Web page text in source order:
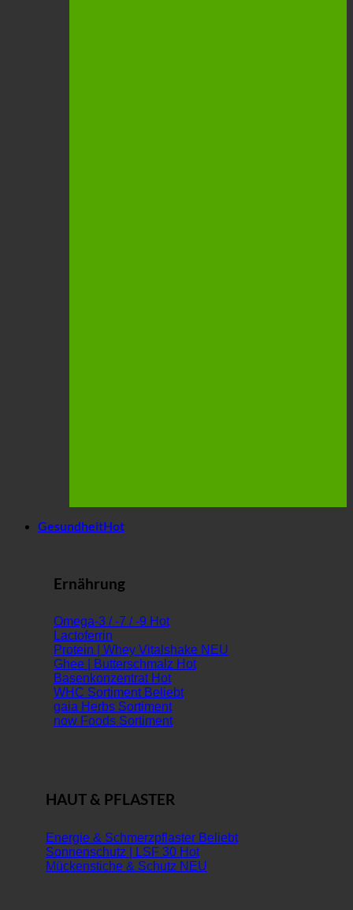
Gesundheit
Ernährung
Omega-3 / -7 / -9
Lactoferrin
Protein | Whey Vitalshake
Ghee | Butterschmalz
Basenkonzentrat
WHC Sortiment
gaia Herbs Sortiment
now Foods Sortiment
HAUT & PFLASTER
Energie & Schmerzpflaster
Sonnenschutz | LSF 30
Mückenstiche & Schutz